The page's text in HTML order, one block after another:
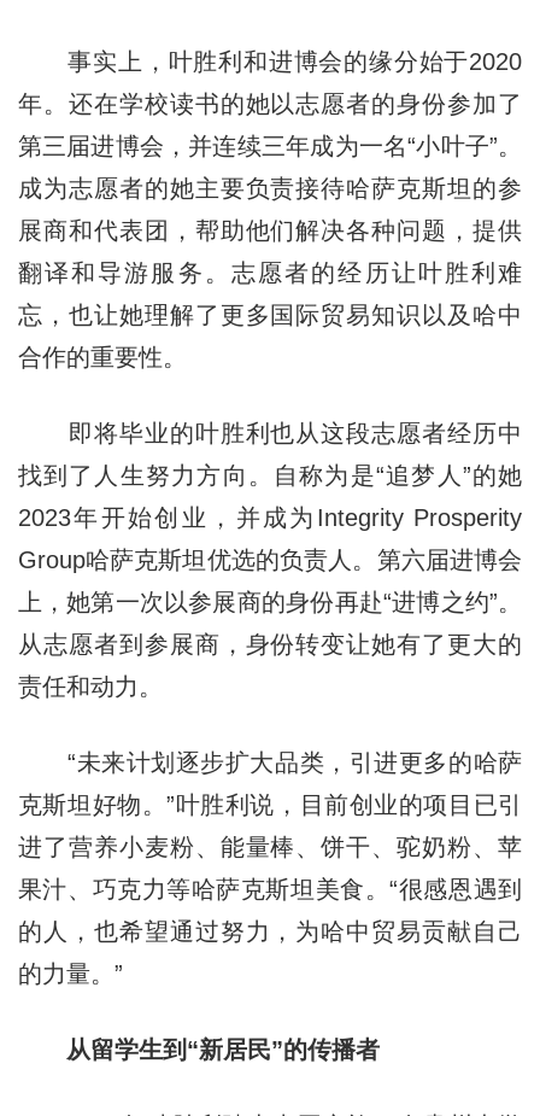
事实上，叶胜利和进博会的缘分始于2020
年。还在学校读书的她以志愿者的身份参加了
第三届进博会，并连续三年成为一名“小叶子”。
成为志愿者的她主要负责接待哈萨克斯坦的参
展商和代表团，帮助他们解决各种问题，提供
翻译和导游服务。志愿者的经历让叶胜利难
忘，也让她理解了更多国际贸易知识以及哈中
合作的重要性。
即将毕业的叶胜利也从这段志愿者经历中
找到了人生努力方向。自称为是“追梦人”的她
2023年开始创业，并成为Integrity Prosperity
Group哈萨克斯坦优选的负责人。第六届进博会
上，她第一次以参展商的身份再赴“进博之约”。
从志愿者到参展商，身份转变让她有了更大的
责任和动力。
“未来计划逐步扩大品类，引进更多的哈萨
克斯坦好物。”叶胜利说，目前创业的项目已引
进了营养小麦粉、能量棒、饼干、驼奶粉、苹
果汁、巧克力等哈萨克斯坦美食。“很感恩遇到
的人，也希望通过努力，为哈中贸易贡献自己
的力量。”
从留学生到“新居民”的传播者